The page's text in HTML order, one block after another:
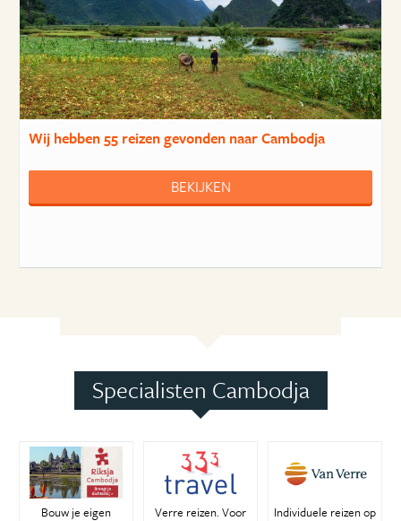
Wij hebben55 reizengevonden naar Cambodja
BEKIJKEN
Specialisten Cambodja
Bouw je eigen
Verre reizen. Voor
Individuele reizen op